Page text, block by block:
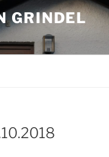
GRINDEL